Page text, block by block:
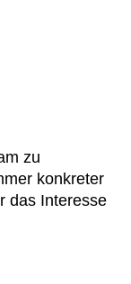
zu
konkreter
das Interesse